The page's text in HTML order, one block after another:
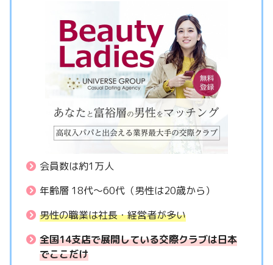
会員数は約1万人
年齢層 18代〜60代（男性は20歳から）
男性の職業は社長・経営者が多い
全国14支店で展開している交際クラブは日本
でここだけ